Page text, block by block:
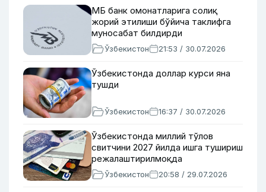
МБ банк омонатларига солиқ
жорий этилиши бўйича таклифга
муносабат билдирди
Ўзбекистон 21:53 / 30.07.2026
Ўзбекистонда доллар курси яна
тушди
Ўзбекистон 16:37 / 30.07.2026
Ўзбекистонда миллий тўлов
свитчини 2027 йилда ишга тушириш
режалаштирилмоқда
Ўзбекистон 20:58 / 29.07.2026